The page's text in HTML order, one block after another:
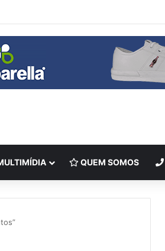
QUEM SOMOS